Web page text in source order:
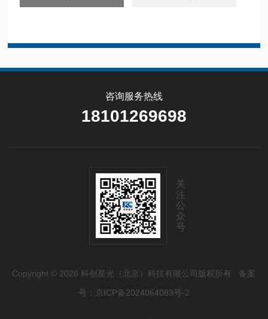
咨询服务热线
18101269698
关
注
公
众
号
Copyright © 2026 科创星光（北京）科技有限公司版权所有 备案
号：京ICP备2024064083号-2